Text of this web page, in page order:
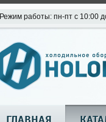
Режим работы: пн-пт с 10:00